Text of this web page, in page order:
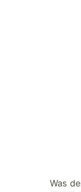
Was